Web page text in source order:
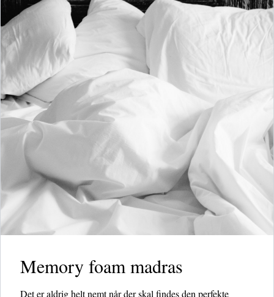
Memory foam madras
Det er aldrig helt nemt når der skal findes den perfekte